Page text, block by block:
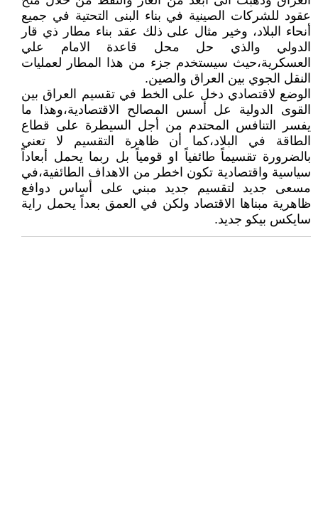
عقود للشركات الصينية في بناء البنى التحتية في جميع
أنحاء البلاد، وخير مثال على ذلك عقد بناء مطار ذي قار
الدولي والذي حل محل قاعدة الامام علي
العسكرية،حيث سيستخدم جزء من هذا المطار لعمليات
النقل الجوي بين العراق والصين.
الوضع لاقتصادي دخل على الخط في تقسيم العراق بين
القوى الدولية عل أسس المصالح الاقتصادية،وهذا ما
يفسر التنافس المحتدم من أجل السيطرة على قطاع
الطاقة في البلاد،كما أن ظاهرة التقسيم لا تعني
بالضرورة تقسيماً طائفياً او قومياً بل ربما يحمل أبعاداً
سياسية واقتصادية تكون اخطر من الاهداف الطائفية،في
مسعى جديد لتقسيم جديد مبني على أساس دوافع
ظاهرية مبناها الاقتصاد ولكن في العمق بعداً يحمل راية
سايكس بيكو جديد.